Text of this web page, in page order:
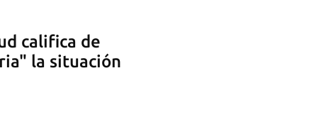
califica de
la situación